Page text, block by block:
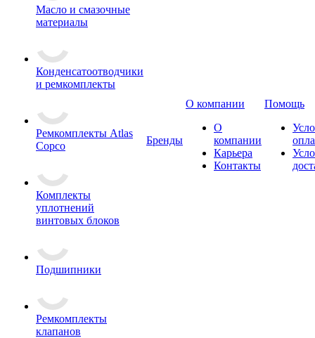
Масло и смазочные
материалы
Конденсатоотводчики
и ремкомплекты
Ремкомплекты Atlas
Copco
Комплекты
уплотнений
винтовых блоков
Подшипники
Ремкомплекты
клапанов
Бренды
О компании
О
компании
Карьера
Контакты
Помощь